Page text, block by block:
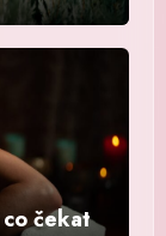
čekat